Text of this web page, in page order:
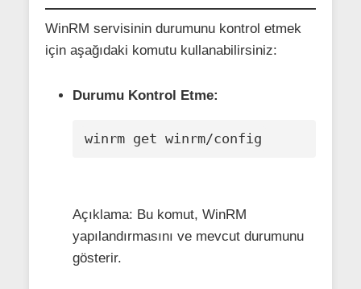
WinRM servisinin durumunu kontrol etmek
için aşağıdaki komutu kullanabilirsiniz:
Durumu Kontrol Etme:
winrm get winrm/config
Açıklama: Bu komut, WinRM
yapılandırmasını ve mevcut durumunu
gösterir.